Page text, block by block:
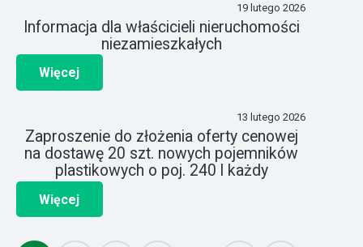
19 lutego 2026
Informacja dla właścicieli nieruchomości
niezamieszkałych
Więcej
13 lutego 2026
Zaproszenie do złożenia oferty cenowej
na dostawę 20 szt. nowych pojemników
plastikowych o poj. 240 l każdy
Więcej